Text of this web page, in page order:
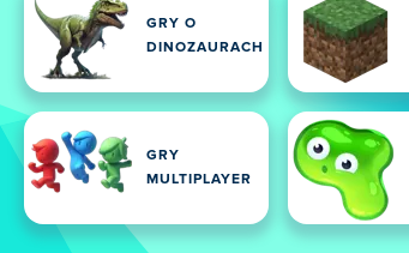
GRY O
DINOZAURACH
GRY
MULTIPLAYER